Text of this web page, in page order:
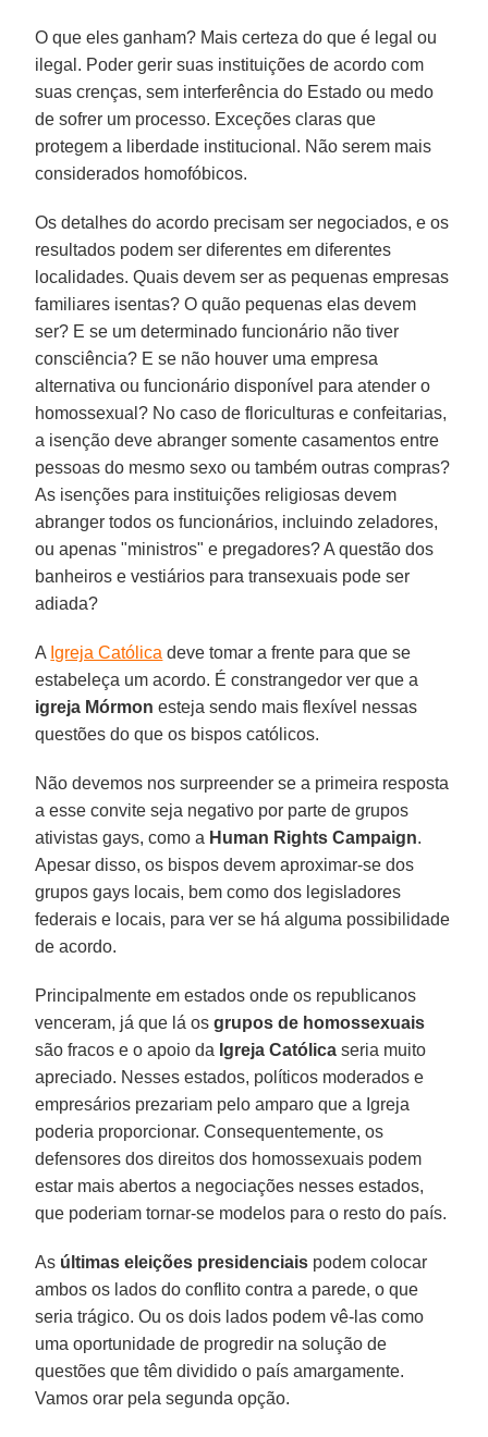
O que eles ganham? Mais certeza do que é legal ou
ilegal. Poder gerir suas instituições de acordo com
suas crenças, sem interferência do Estado ou medo
de sofrer um processo. Exceções claras que
protegem a liberdade institucional. Não serem mais
considerados homofóbicos.
Os detalhes do acordo precisam ser negociados, e os
resultados podem ser diferentes em diferentes
localidades. Quais devem ser as pequenas empresas
familiares isentas? O quão pequenas elas devem
ser? E se um determinado funcionário não tiver
consciência? E se não houver uma empresa
alternativa ou funcionário disponível para atender o
homossexual? No caso de floriculturas e confeitarias,
a isenção deve abranger somente casamentos entre
pessoas do mesmo sexo ou também outras compras?
As isenções para instituições religiosas devem
abranger todos os funcionários, incluindo zeladores,
ou apenas "ministros" e pregadores? A questão dos
banheiros e vestiários para transexuais pode ser
adiada?
A Igreja Católica deve tomar a frente para que se
estabeleça um acordo. É constrangedor ver que a
igreja Mórmon esteja sendo mais flexível nessas
questões do que os bispos católicos.
Não devemos nos surpreender se a primeira resposta
a esse convite seja negativo por parte de grupos
ativistas gays, como a Human Rights Campaign.
Apesar disso, os bispos devem aproximar-se dos
grupos gays locais, bem como dos legisladores
federais e locais, para ver se há alguma possibilidade
de acordo.
Principalmente em estados onde os republicanos
venceram, já que lá osgrupos de homossexuais
são fracos e o apoio da Igreja Católica seria muito
apreciado. Nesses estados, políticos moderados e
empresários prezariam pelo amparo que a Igreja
poderia proporcionar. Consequentemente, os
defensores dos direitos dos homossexuais podem
estar mais abertos a negociações nesses estados,
que poderiam tornar-se modelos para o resto do país.
As últimas eleições presidenciais podem colocar
ambos os lados do conflito contra a parede, o que
seria trágico. Ou os dois lados podem vê-las como
uma oportunidade de progredir na solução de
questões que têm dividido o país amargamente.
Vamos orar pela segunda opção.